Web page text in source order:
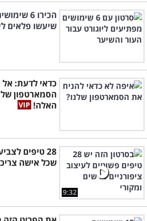
הכירו 6
שיעשו פלאים
כדאי לדעת: אל
האלה!
9:32
28 טיפים
שכל אישה